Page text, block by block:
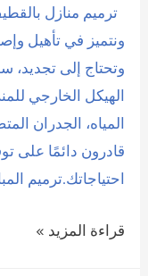
ترميم منازل
ونتميز في تأهيل
وتحتاج إلى
الهيكل الخارجي
المياه، الجدران
قادرون دائمًا على
احتياجاتك.ترميم
ترميم
قراءة المزيد »